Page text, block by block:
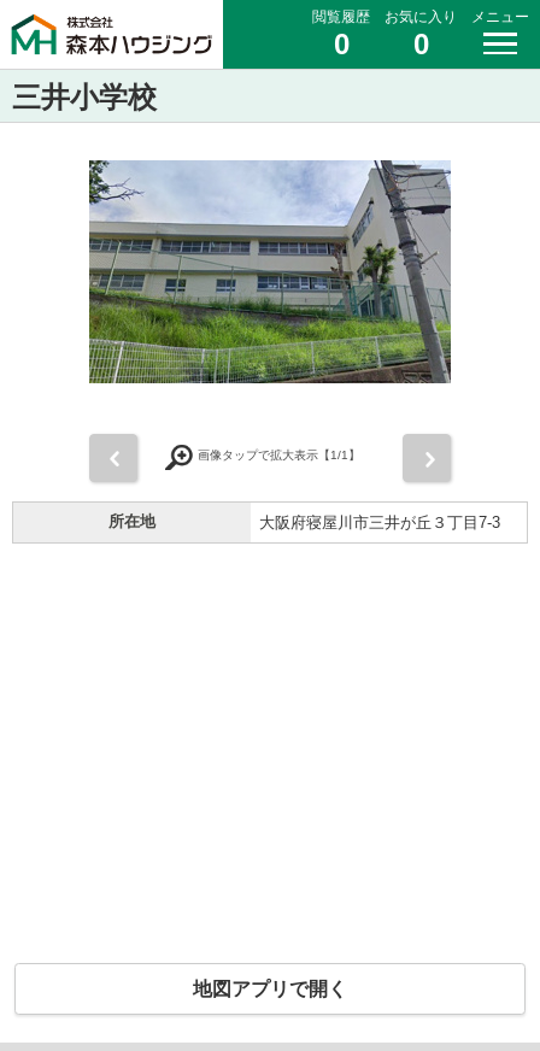
閲覧履歴
0
お気に入り
0
メニュー
三井小学校
画像タップで拡大表示【1/1】
所在地 大阪府寝屋川市三井が丘３丁目7-3
地図アプリで開く